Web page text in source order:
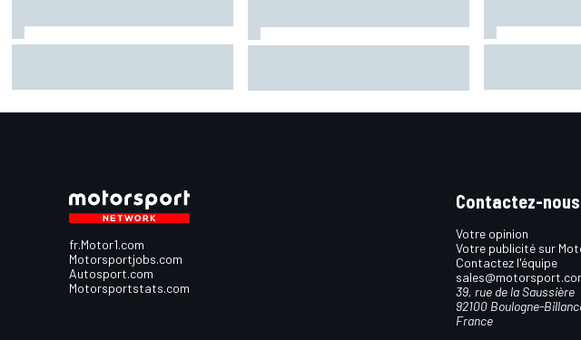
fr.Motor1.com
Motorsportjobs.com
Autosport.com
Motorsportstats.com
Contactez-nous
Votre opinion
Votre publicité sur
Contactez l'équipe
39, rue de la Saussière
92100 Boulogne-
France